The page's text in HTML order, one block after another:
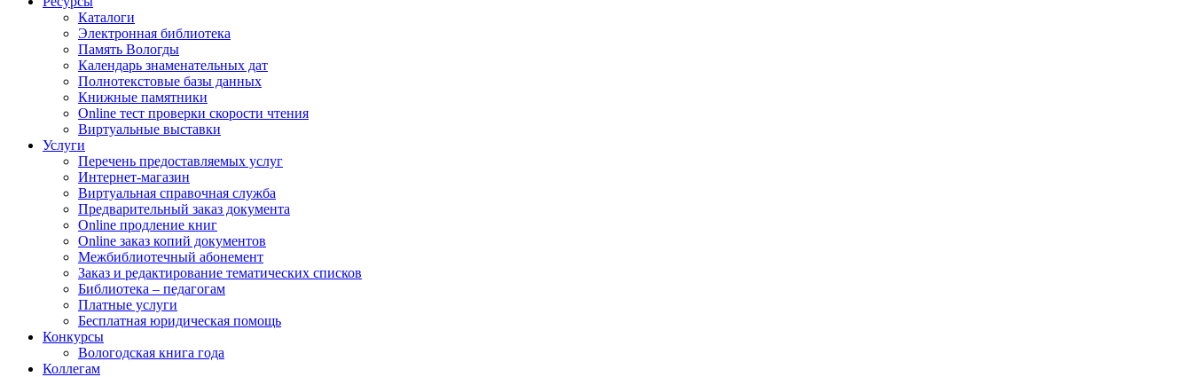
Каталоги
Электронная библиотека
Память Вологды
Календарь знаменательных дат
Полнотекстовые базы данных
Книжные памятники
Online тест проверки скорости чтения
Виртуальные выставки
Услуги
Перечень предоставляемых услуг
Интернет-магазин
Виртуальная справочная служба
Предварительный заказ документа
Online продление книг
Online заказ копий документов
Межбиблиотечный абонемент
Заказ и редактирование тематических списков
Библиотека – педагогам
Платные услуги
Бесплатная юридическая помощь
Конкурсы
Вологодская книга года
Коллегам